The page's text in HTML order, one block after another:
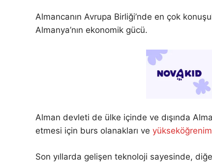
Almancanın Avrupa Birliği’nde en çok
Almanya’nın ekonomik gücü.
Alman devleti de ülke içinde ve dışında
etmesi için burs olanakları ve yüksek­öğrenim
Son yıllarda gelişen teknoloji sayesinde,